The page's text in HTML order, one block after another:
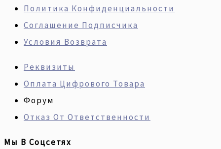
Политика Конфиденциальности
Соглашение Подписчика
Условия Возврата
Реквизиты
Оплата Цифрового Товара
Форум
Отказ От Ответственности
Мы В Соцсетях